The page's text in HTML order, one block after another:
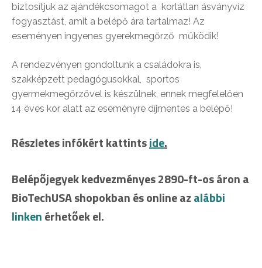
biztosítjuk az ajándékcsomagot a korlátlan ásványvíz
fogyasztást, amit a belépő ára tartalmaz! Az
eseményen ingyenes gyerekmegőrző működik!
A rendezvényen gondoltunk a családokra is,
szakképzett pedagógusokkal, sportos
gyermekmegőrzővel is készülnek, ennek megfelelően
14 éves kor alatt az eseményre díjmentes a belépő!
Részletes infókért kattintside.
Belépőjegyek kedvezményes 2890-ft-os áron a
BioTechUSA shopokban és online azalábbi
linkenérhetőek el.